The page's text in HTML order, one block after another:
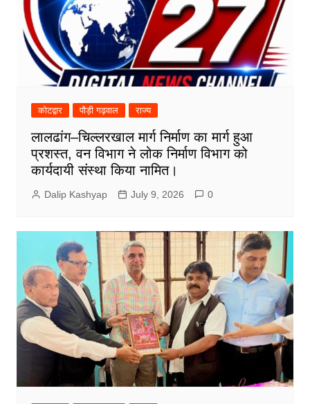
कोटद्वार पौड़ी गढ़वाल राज्य
लालढांग–चिल्लरखाल मार्ग निर्माण का मार्ग हुआ
प्रशस्त, वन विभाग ने लोक निर्माण विभाग को
कार्यदायी संस्था किया नामित।
Dalip Kashyap July 9, 2026 0